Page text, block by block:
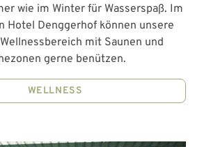
wie im Winter für Wasserspaß. Im
Hotel Denggerhof können unsere
mit Saunen und
gerne benützen.
WELLNESS